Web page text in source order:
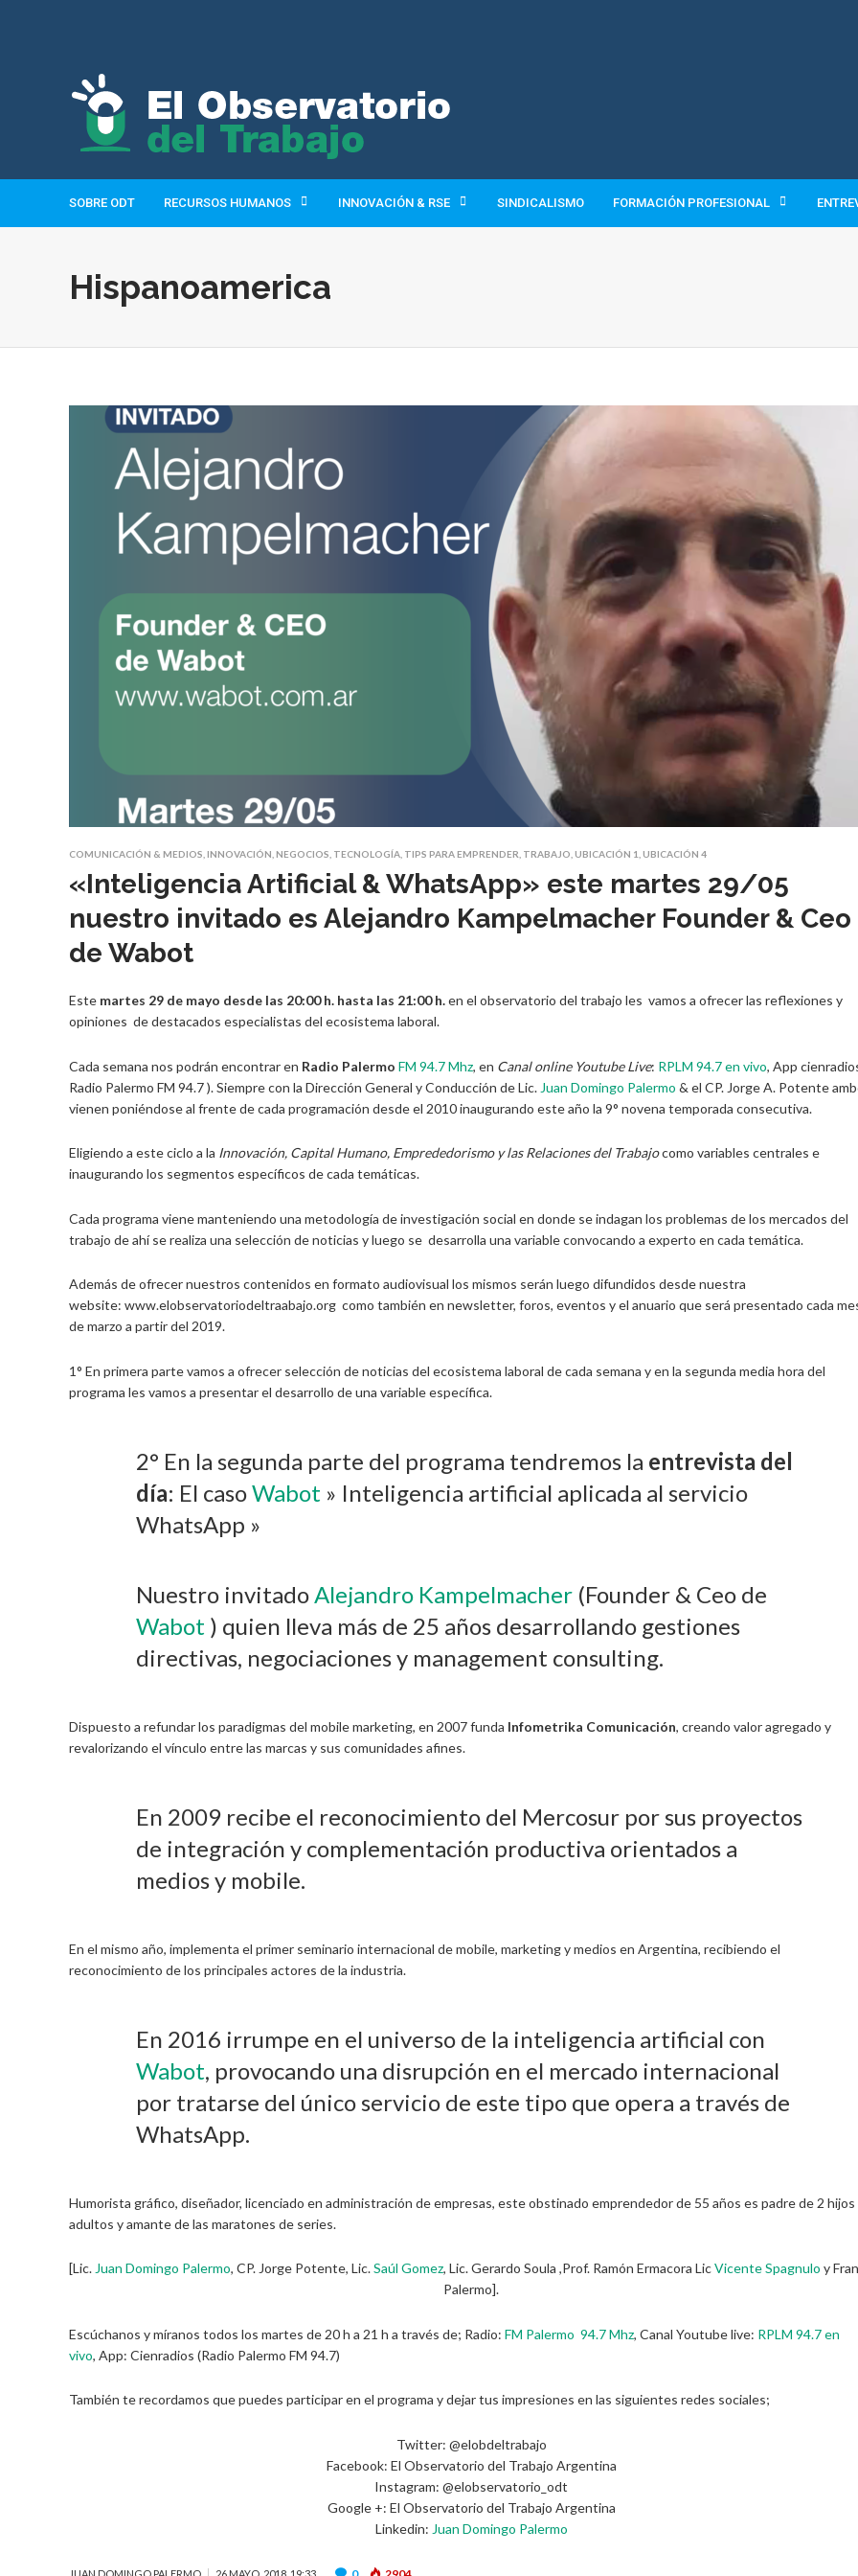
SOBRE ODT RECURSOS HUMANOS INNOVACIÓN & RSE SINDICALISMO FORMACIÓN PROFESIONAL
Hispanoamerica
COMUNICACIÓN & MEDIOS INNOVACIÓN NEGOCIOS TECNOLOGÍA TIPS PARA EMPRENDER TRABAJO UBICACIÓN 1 UBICACIÓN 4
«Inteligencia Artificial & WhatsApp» este martes 29/05
nuestro invitado es Alejandro Kampelmacher Founder & Ceo
de Wabot
Este martes 29 de mayo desde las 20:00 h. hasta las 21:00 h.en el observatorio del trabajo les vamos a ofrecer las reflexiones y
opiniones de destacados especialistas del ecosistema laboral.
Cada semana nos podrán encontrar en Radio Palermo FM 94.7 Mhz, en Canal online Youtube Live: RPLM 94.7 en vivo, App
Radio Palermo FM 94.7 ). Siempre con la Dirección General y Conducción de Lic. Juan Domingo Palermo & el CP. Jorge A. Potente
vienen poniéndose al frente de cada programación desde el 2010 inaugurando este año la 9° novena temporada consecutiva.
Eligiendo a este ciclo a la Innovación, Capital Humano, Emprededorismo y las Relaciones del Trabajocomo variables centrales e
inaugurando los segmentos específicos de cada temáticas.
Cada programa viene manteniendo una metodología de investigación social en donde se indagan los problemas de los mercados del
trabajo de ahí se realiza una selección de noticias y luego se desarrolla una variable convocando a experto en cada temática.
Además de ofrecer nuestros contenidos en formato audiovisual los mismos serán luego difundidos desde nuestra
website: www.elobservatoriodeltraabajo.org como también en newsletter, foros, eventos y el anuario que será presentado cada
de marzo a partir del 2019.
1° En primera parte vamos a ofrecer selección de noticias del ecosistema laboral de cada semana y en la segunda media hora del
programa les vamos a presentar el desarrollo de una variable específica.
2° En la segunda parte del programa tendremos la entrevista del
día: El casoWabot » Inteligencia artificial aplicada al servicio
WhatsApp »
Nuestro invitadoAlejandro Kampelmacher (Founder & Ceo de
Wabot ) quien lleva más de 25 años desarrollando gestiones
directivas, negociaciones y management consulting.
Dispuesto a refundar los paradigmas del mobile marketing, en 2007 funda Infometrika Comunicación, creando valor agregado y
revalorizando el vínculo entre las marcas y sus comunidades afines.
En 2009 recibe el reconocimiento del Mercosur por sus proyectos
de integración y complementación productiva orientados a
medios y mobile.
En el mismo año, implementa el primer seminario internacional de mobile, marketing y medios en Argentina, recibiendo el
reconocimiento de los principales actores de la industria.
En 2016 irrumpe en el universo de la inteligencia artificial con
Wabot, provocando una disrupción en el mercado internacional
por tratarse del único servicio de este tipo que opera a través de
WhatsApp.
Humorista gráfico, diseñador, licenciado en administración de empresas, este obstinado emprendedor de 55 años es padre de 2 hijos
adultos y amante de las maratones de series.
[Lic. Juan Domingo Palermo, CP. Jorge Potente, Lic.Saúl Gomez, Lic. Gerardo Soula ,Prof. Ramón Ermacora LicVicente Spagnulo y
Palermo].
Escúchanos y míranos todos los martes de 20 h a 21 h a través de; Radio: FM Palermo 94.7 Mhz, Canal Youtube live: RPLM 94.7 en
vivo, App: Cienradios (Radio Palermo FM 94.7)
También te recordamos que puedes participar en el programa y dejar tus impresiones en las siguientes redes sociales;
Twitter: @elobdeltrabajo
Facebook: El Observatorio del Trabajo Argentina
Instagram: @elobservatorio_odt
Google +: El Observatorio del Trabajo Argentina
Linkedin: Juan Domingo Palermo
JUAN DOMINGO PALERMO 26 MAYO, 2018, 19:33 0 2904